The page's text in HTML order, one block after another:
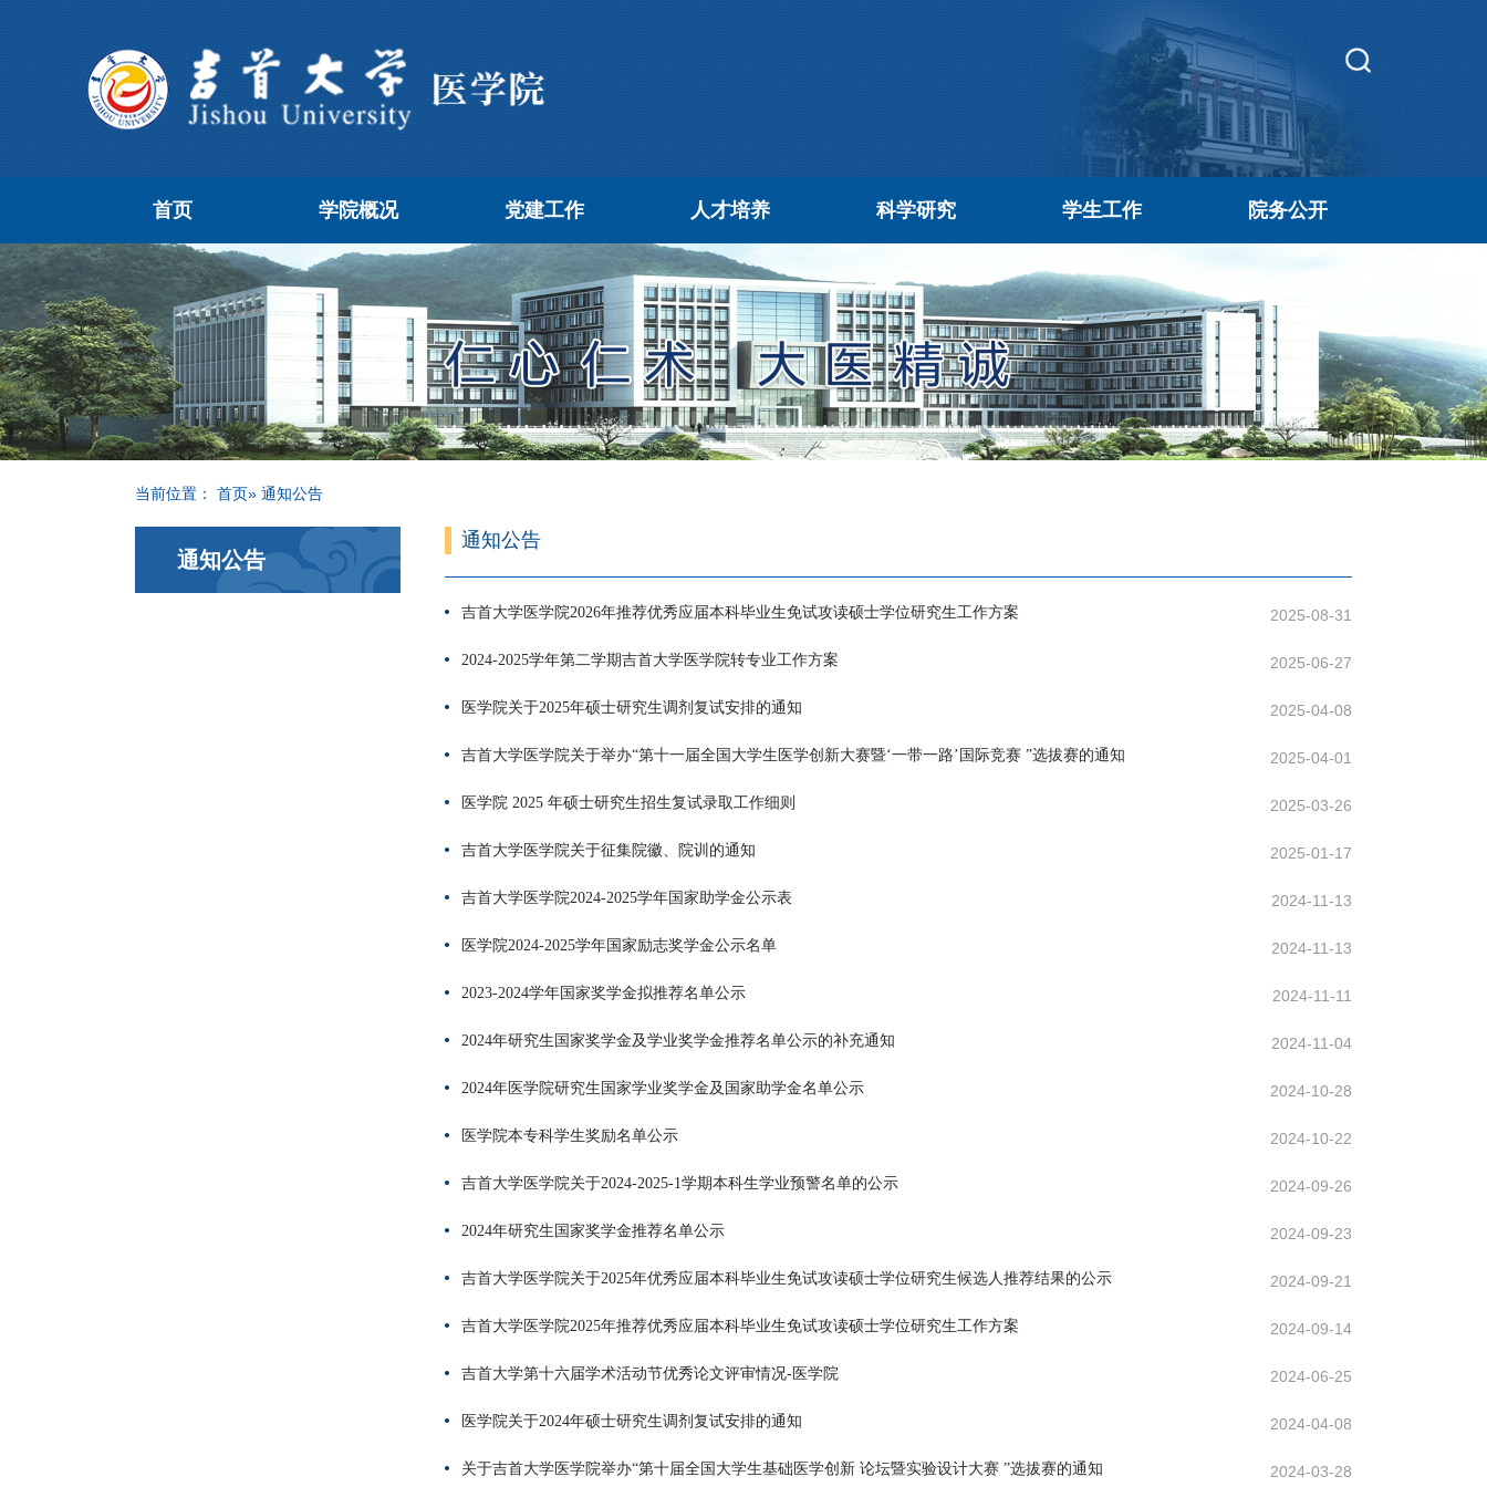
首页 学院概况 党建工作 人才培养 科学研究 学生工作 院务公开
当前位置： 首页» 通知公告
通知公告
通知公告
吉首大学医学院2026年推荐优秀应届本科毕业生免试攻读硕士学位研究生工作方案 2025-08-31
2024-2025学年第二学期吉首大学医学院转专业工作方案 2025-06-27
医学院关于2025年硕士研究生调剂复试安排的通知 2025-04-08
吉首大学医学院关于举办“第十一届全国大学生医学创新大赛暨‘一带一路’国际竞赛 ”选拔赛的通知 2025-04-01
医学院 2025 年硕士研究生招生复试录取工作细则 2025-03-26
吉首大学医学院关于征集院徽、院训的通知 2025-01-17
吉首大学医学院2024-2025学年国家助学金公示表 2024-11-13
医学院2024-2025学年国家励志奖学金公示名单 2024-11-13
2023-2024学年国家奖学金拟推荐名单公示 2024-11-11
2024年研究生国家奖学金及学业奖学金推荐名单公示的补充通知 2024-11-04
2024年医学院研究生国家学业奖学金及国家助学金名单公示 2024-10-28
医学院本专科学生奖励名单公示 2024-10-22
吉首大学医学院关于2024-2025-1学期本科生学业预警名单的公示 2024-09-26
2024年研究生国家奖学金推荐名单公示 2024-09-23
吉首大学医学院关于2025年优秀应届本科毕业生免试攻读硕士学位研究生候选人推荐结果的公示 2024-09-21
吉首大学医学院2025年推荐优秀应届本科毕业生免试攻读硕士学位研究生工作方案 2024-09-14
吉首大学第十六届学术活动节优秀论文评审情况-医学院 2024-06-25
医学院关于2024年硕士研究生调剂复试安排的通知 2024-04-08
关于吉首大学医学院举办“第十届全国大学生基础医学创新 论坛暨实验设计大赛 ”选拔赛的通知 2024-03-28